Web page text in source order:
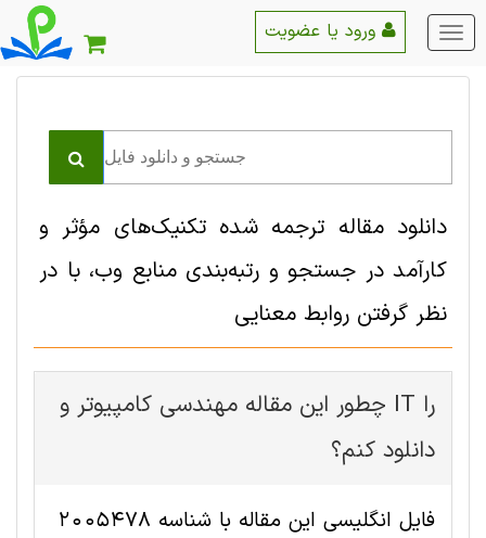
منو
اصلی
دانلود مقاله ترجمه شده تکنیک‌های مؤثر و
کارآمد در جستجو و رتبه‌بندی منابع وب، با در
نظر گرفتن روابط معنایی
چطور این مقاله مهندسی کامپیوتر و IT را
دانلود کنم؟
فایل انگلیسی این مقاله با شناسه 2005478